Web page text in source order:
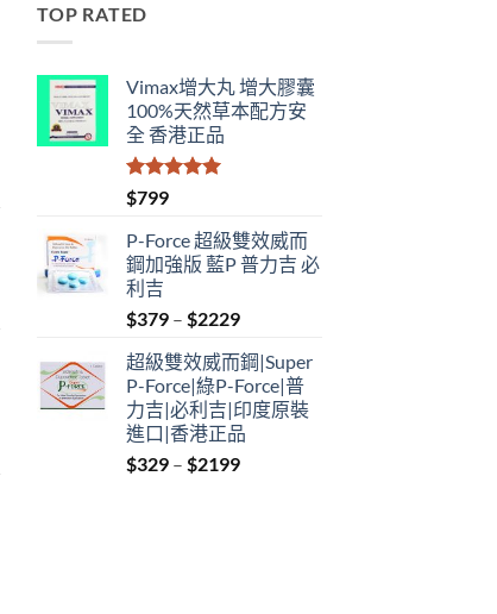
TOP RATED
Vimax增大丸 增大膠囊
100%天然草本配方安
全 香港正品
評分
滿分 5
$799
P-Force 超級雙效威而
鋼加強版 藍P 普力吉 必
利吉
$379 – $2229Price
$379
through
$2229
超級雙效威而鋼|Super
P-Force|綠P-Force|普
力吉|必利吉|印度原裝
進口|香港正品
$329 – $2199Price